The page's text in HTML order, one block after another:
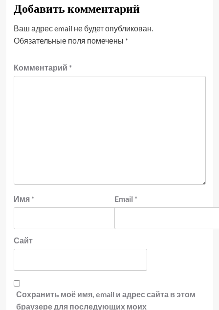
Добавить комментарий
Ваш адрес email не будет опубликован.
Обязательные поля помечены *
Комментарий *
Имя * Email *
Сайт
Сохранить моё имя, email и адрес сайта в этом
браузере для последующих моих